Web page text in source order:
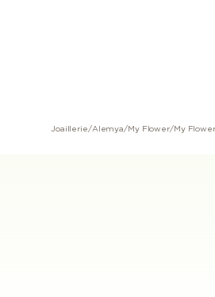
Joaillerie/Alemya/ My Flower/My